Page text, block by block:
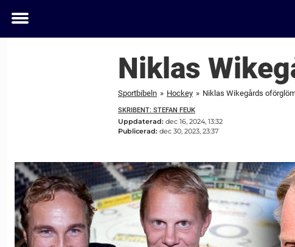
Toggle
Niklas
Sportbibeln » Hockey » Niklas Wikegårds
SKRIBENT: STEFAN FEUK
Uppdaterad: dec 16, 2024, 13:32
Publicerad: dec 30, 2023, 23:37